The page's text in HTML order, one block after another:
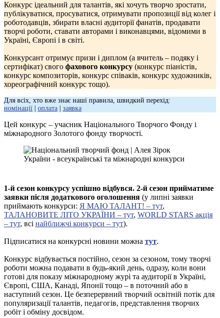
Конкурс ідеальний для талантів, які хочуть творчо зростати,
публікуватися, просуватися, отримувати пропозиції від колег і
роботодавців, збирати власні аудиторії фанатів, продавати
творчі роботи, ставати авторами і виконавцями, відомими в
Україні, Європі і в світі.
Конкурсант отримує призи і диплом (а вчитель – подяку і
сертифікат) свого фахового конкурсу (конкурс піаністів,
конкурс композиторів, конкурс співаків, конкурс художників,
хореографічний конкурс тощо).
Для всіх, хто вже знає наші правила, швидкий перехід:
номінації
оплата заявка
Цей конкурс – учасник Національного Творчого Фонду і
міжнародного Золотого фонду творчості.
1-й сезон конкурсу успішно відбувся. 2-й сезон прийматиме
заявки після додаткового оголошення (у липні заявки
приймають конкурси: Я МАЮ ТАЛАНТ! – тут,
ТАЛАНОВИТЕ ЛІТО УКРАЇНИ – тут, WORLD STARS акція
– тут, всі найближчі конкурси – тут).
Підписатися на конкурсні новини можна тут.
Конкурс відбувається постійно, сезон за сезоном, тому творчі
роботи можна подавати в будь-який день, одразу, коли вони
готові для показу міжнародному журі та аудиторії в Україні,
Європі, США, Канаді, Японії тощо – в поточний або в
наступний сезон. Це безперервний творчий освітній потік для
популяризації талантів, педагогів, представлення творчих
робіт і обміну досвідом.